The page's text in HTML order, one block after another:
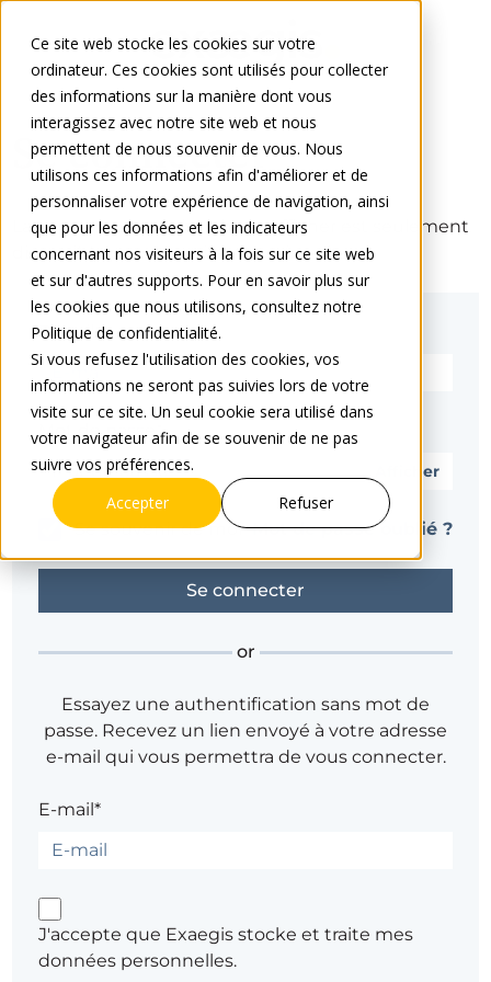
Ce site web stocke les cookies sur votre
ordinateur. Ces cookies sont utilisés pour collecter
des informations sur la manière dont vous
interagissez avec notre site web et nous
permettent de nous souvenir de vous. Nous
utilisons ces informations afin d'améliorer et de
personnaliser votre expérience de navigation, ainsi
que pour les données et les indicateurs
concernant nos visiteurs à la fois sur ce site web
et sur d'autres supports. Pour en savoir plus sur
les cookies que nous utilisons, consultez notre
Politique de confidentialité.
Si vous refusez l'utilisation des cookies, vos
informations ne seront pas suivies lors de votre
visite sur ce site. Un seul cookie sera utilisé dans
votre navigateur afin de se souvenir de ne pas
suivre vos préférences.
Accepter
Refuser
Se connecter
La page que vous cherchez à afficher est seulement
disponible pour les utilisateurs inscrits.
E-mail*
Mot de passe*
Afficher
Se souvenir de moi Mot de passe oublié ?
or
Essayez une authentification sans mot de
passe. Recevez un lien envoyé à votre adresse
e-mail qui vous permettra de vous connecter.
E-mail*
J'accepte que Exaegis stocke et traite mes
données personnelles.